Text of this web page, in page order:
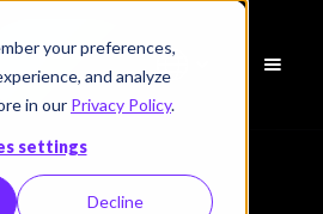
your preferences,
and analyze
in our Privacy Policy.
settings
Decline
Demo
vereinbaren